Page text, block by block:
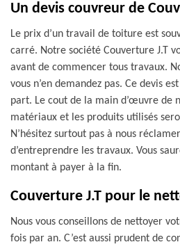
Un devis couvreur de
Le prix d’un travail de toiture est
carré. Notre société Couverture J.T
avant de commencer tous travaux.
vous n’en demandez pas. Ce devis
part. Le cout de la main d’œuvre de
matériaux et les produits utilisés
N’hésitez surtout pas à nous
d’entreprendre les travaux. Vous
montant à payer à la fin.
Couverture J.T pour le
Nous vous conseillons de nettoyer
fois par an. C’est aussi prudent de